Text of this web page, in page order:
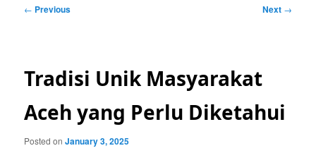
Post
← Previous Next →
Tradisi Unik Masyarakat
Aceh yang Perlu Diketahui
Posted onJanuary 3, 2025